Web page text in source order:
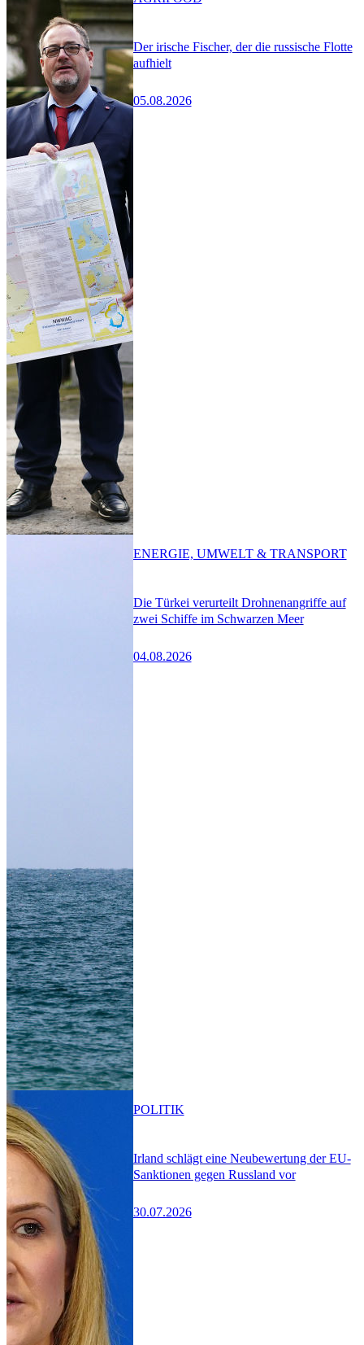
Der irische Fischer, der die russische Flotte
aufhielt
05.08.2026
Die Türkei verurteilt Drohnenangriffe auf
zwei Schiffe im Schwarzen Meer
04.08.2026
ENERGIE, UMWELT & TRANSPORT
Irland schlägt eine Neubewertung der EU-
Sanktionen gegen Russland vor
30.07.2026
POLITIK